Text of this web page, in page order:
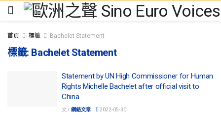
首頁 標籤 Bachelet Statement
標籤: Bachelet Statement
Statement by UN High Commissioner for Human
Rights Michelle Bachelet after official visit to
China
文 / 網絡文章 2022-05-30